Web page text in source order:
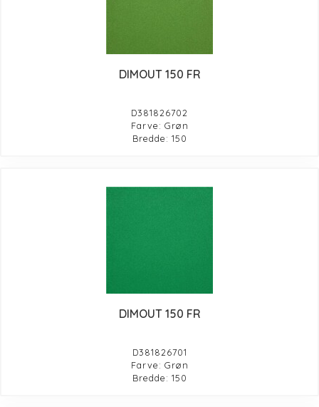
DIMOUT 150 FR
D381826702
Farve: Grøn
Bredde: 150
DIMOUT 150 FR
D381826701
Farve: Grøn
Bredde: 150